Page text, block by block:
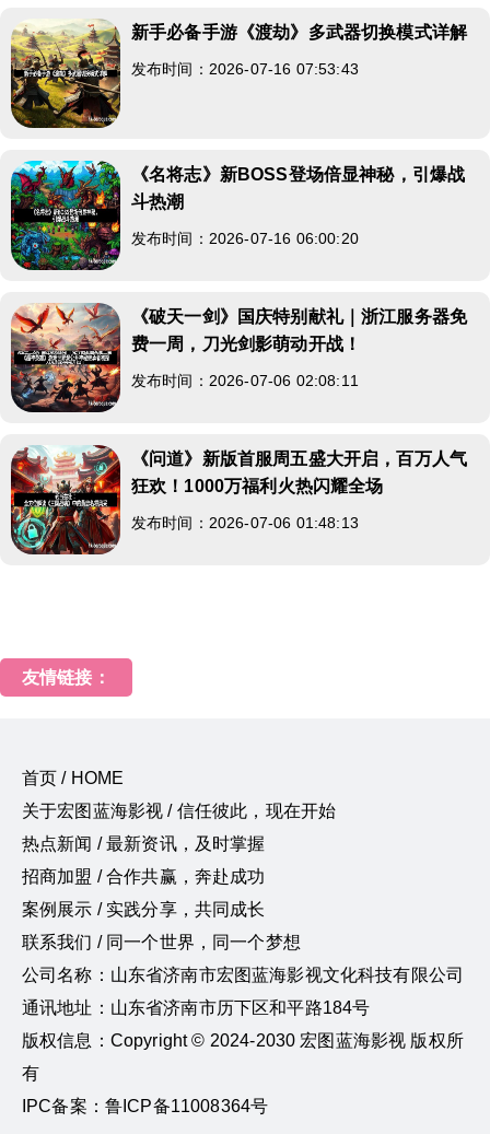
新手必备手游《渡劫》多武器切换模式详解
发布时间：2026-07-16 07:53:43
《名将志》新BOSS登场倍显神秘，引爆战
斗热潮
发布时间：2026-07-16 06:00:20
《破天一剑》国庆特别献礼｜浙江服务器免
费一周，刀光剑影萌动开战！
发布时间：2026-07-06 02:08:11
《问道》新版首服周五盛大开启，百万人气
狂欢！1000万福利火热闪耀全场
发布时间：2026-07-06 01:48:13
友情链接：
首页 / HOME
关于宏图蓝海影视 / 信任彼此，现在开始
热点新闻 / 最新资讯，及时掌握
招商加盟 / 合作共赢，奔赴成功
案例展示 / 实践分享，共同成长
联系我们 / 同一个世界，同一个梦想
公司名称：山东省济南市宏图蓝海影视文化科技有限公司
通讯地址：山东省济南市历下区和平路184号
版权信息：Copyright © 2024-2030 宏图蓝海影视 版权所
有
IPC备案：鲁ICP备11008364号